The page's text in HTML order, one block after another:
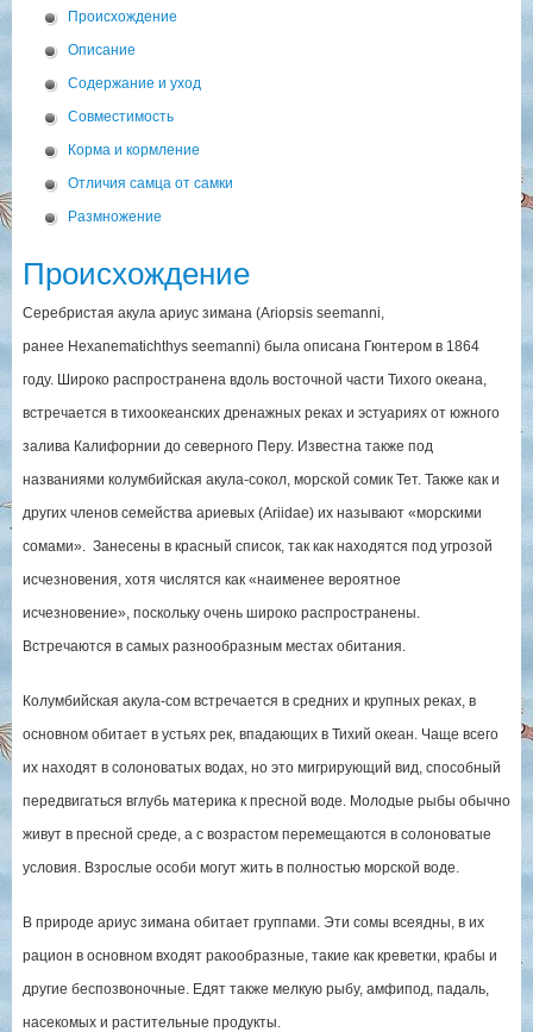
Происхождение
Описание
Содержание и уход
Совместимость
Корма и кормление
Отличия самца от самки
Размножение
Происхождение
Серебристая акула ариус зимана (Ariopsis seemanni,
ранее Hexanematichthys seemanni) была описана Гюнтером в 1864
году. Широко распространена вдоль восточной части Тихого океана,
встречается в тихоокеанских дренажных реках и эстуариях от южного
залива Калифорнии до северного Перу. Известна также под
названиями колумбийская акула-сокол, морской сомик Тет. Также как и
других членов семейства ариевых (Ariidae) их называют «морскими
сомами». Занесены в красный список, так как находятся под угрозой
исчезновения, хотя числятся как «наименее вероятное
исчезновение», поскольку очень широко распространены.
Встречаются в самых разнообразным местах обитания.
Колумбийская акула-сом встречается в средних и крупных реках, в
основном обитает в устьях рек, впадающих в Тихий океан. Чаще всего
их находят в солоноватых водах, но это мигрирующий вид, способный
передвигаться вглубь материка к пресной воде. Молодые рыбы обычно
живут в пресной среде, а с возрастом перемещаются в солоноватые
условия. Взрослые особи могут жить в полностью морской воде.
В природе ариус зимана обитает группами. Эти сомы всеядны, в их
рацион в основном входят ракообразные, такие как креветки, крабы и
другие беспозвоночные. Едят также мелкую рыбу, амфипод, падаль,
насекомых и растительные продукты.